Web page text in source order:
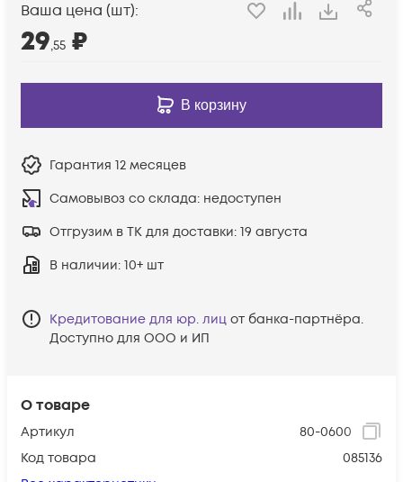
О товаре
Артикул
80-0600
Код товара
085136
Ваша цена (шт):
29,55 ₽
В корзину
Гарантия 12 месяцев
Самовывоз со склада: недоступен
Отгрузим в ТК для доставки: 19 августа
В наличии: 10+ шт
Кредитование для юр. лиц от банка-партнёра.
Доступно для ООО и ИП